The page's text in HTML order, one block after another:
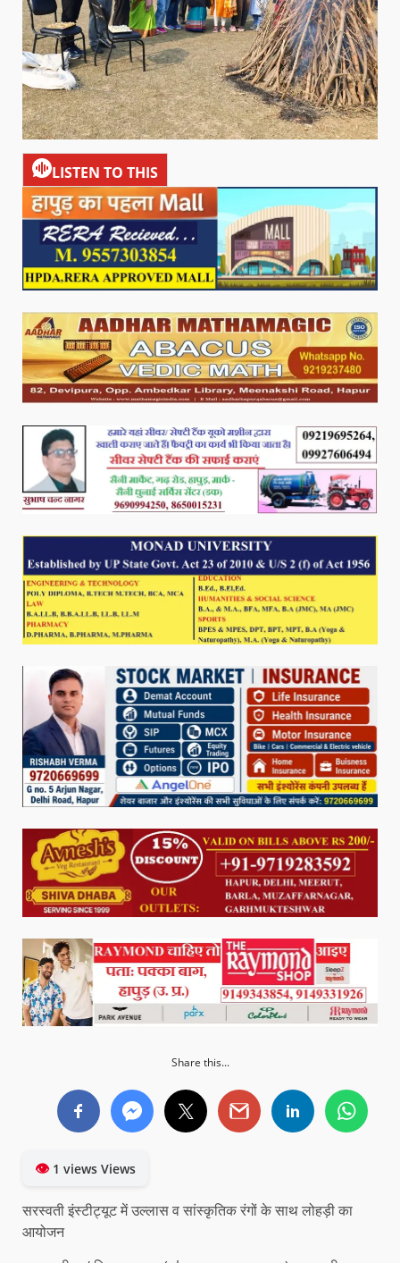
LISTEN TO THIS
Share this...
👁1 views Views
सरस्वती इंस्टीट्यूट में उल्लास व सांस्कृतिक रंगों के साथ लोहड़ी का
आयोजन